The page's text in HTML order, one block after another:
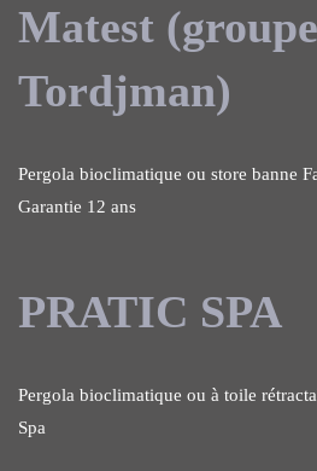
Matest (groupe
Tordjman)
Pergola bioclimatique ou store banne
Garantie 12 ans
PRATIC SPA
Pergola bioclimatique ou à toile
Spa